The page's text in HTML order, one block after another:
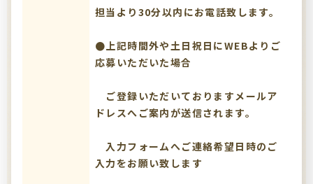
担当より30分以内にお電話致します。
●上記時間外や土日祝日にWEBよりご
応募いただいた場合
ご登録いただいておりますメールア
ドレスへご案内が送信されます。
入力フォームへご連絡希望日時のご
入力をお願い致します